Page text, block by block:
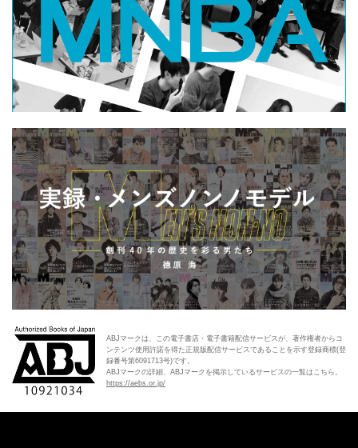
ABJマークは、この電子書店・電子書籍配信サービスが、著作権者からコ
ンテンツ使用許諾を得た正規版配信サービスであることを示す登録商標(登
録番号第6091713号)です。
ABJマークの詳細、ABJマークを掲示しているサービスの一覧はこちら。
https://aebs.or.jp/